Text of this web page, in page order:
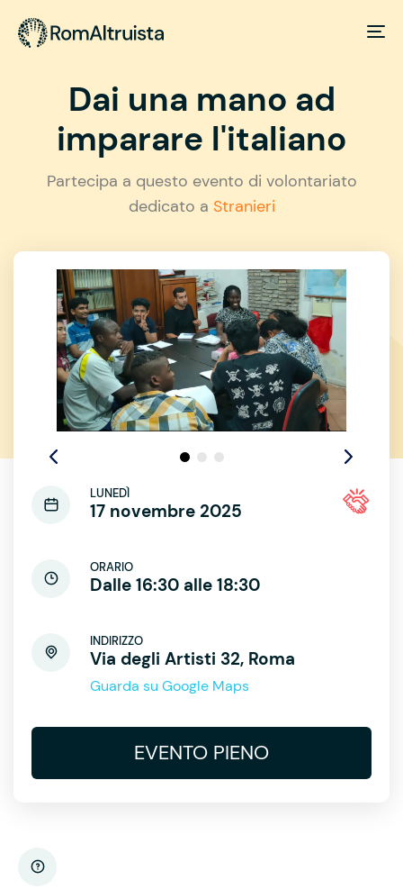
Dai una mano ad
imparare l'italiano
Partecipa a questo evento di volontariato
dedicato a Stranieri
LUNEDÌ
17 novembre 2025
ORARIO
Dalle 16:30 alle 18:30
INDIRIZZO
Via degli Artisti 32, Roma
Guarda su Google Maps
EVENTO PIENO